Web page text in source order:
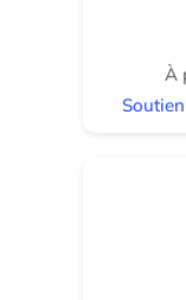
À